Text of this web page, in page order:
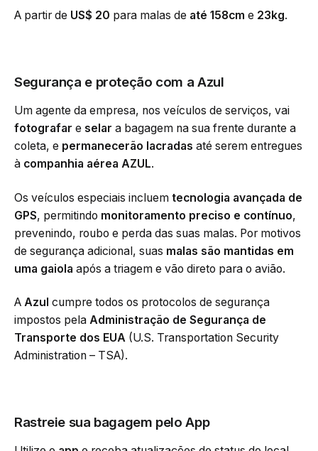
A partir de US$ 20 para malas de até 158cm e 23kg.
Segurança e proteção com a Azul
Um agente da empresa, nos veículos de serviços, vai
fotografar e selar a bagagem na sua frente durante a
coleta, e permanecerão lacradas até serem entregues
à companhia aérea AZUL.
Os veículos especiais incluem tecnologia avançada de
GPS, permitindo monitoramento preciso e contínuo,
prevenindo, roubo e perda das suas malas. Por motivos
de segurança adicional, suas malas são mantidas em
uma gaiola após a triagem e vão direto para o avião.
A Azul cumpre todos os protocolos de segurança
impostos pela Administração de Segurança de
Transporte dos EUA (U.S. Transportation Security
Administration – TSA).
Rastreie sua bagagem pelo App